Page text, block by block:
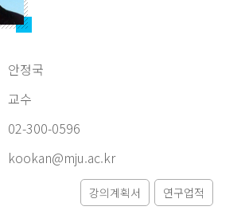
안정국
교수
02-300-0596
kookan@mju.ac.kr
강의계획서 연구업적